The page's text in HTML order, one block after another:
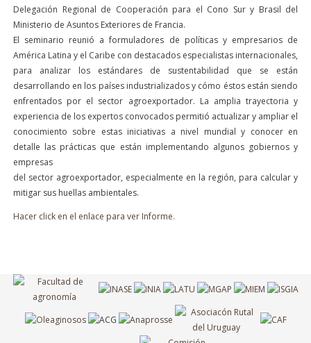
Delegación Regional de Cooperación para el Cono Sur y Brasil del
Ministerio de Asuntos Exteriores de Francia.
El seminario reunió a formuladores de políticas y empresarios de
América Latina y el Caribe con destacados especialistas internacionales,
para analizar los estándares de sustentabilidad que se están
desarrollando en los países industrializados y cómo éstos están siendo
enfrentados por el sector agroexportador. La amplia trayectoria y
experiencia de los expertos convocados permitió actualizar y ampliar el
conocimiento sobre estas iniciativas a nivel mundial y conocer en
detalle las prácticas que están implementando algunos gobiernos y
empresas
del sector agroexportador, especialmente en la región, para calcular y
mitigar sus huellas ambientales.
Hacer click en el enlace para ver Informe.